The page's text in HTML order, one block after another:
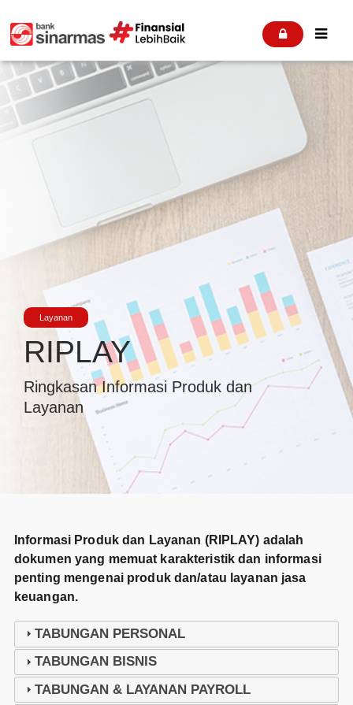
 
Layanan
RIPLAY
Ringkasan Informasi Produk dan
Layanan
Informasi Produk dan Layanan (RIPLAY) adalah
dokumen yang memuat karakteristik dan informasi
penting mengenai produk dan/atau layanan jasa
keuangan.
TABUNGAN PERSONAL
TABUNGAN BISNIS
TABUNGAN & LAYANAN PAYROLL